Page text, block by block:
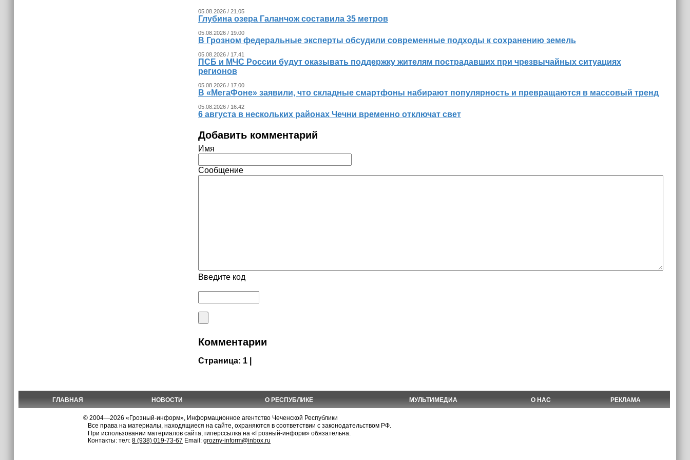
05.08.2026 / 21.05
Глубина озера Галанчож составила 35 метров
05.08.2026 / 19.00
В Грозном федеральные эксперты обсудили современные подходы к сохранению земель
05.08.2026 / 17.41
ПСБ и МЧС России будут оказывать поддержку жителям пострадавших при чрезвычайных ситуациях
регионов
05.08.2026 / 17.00
В «МегаФоне» заявили, что складные смартфоны набирают популярность и превращаются в массовый тренд
05.08.2026 / 16.42
6 августа в нескольких районах Чечни временно отключат свет
Добавить комментарий
Имя
Сообщение
Введите код
Комментарии
Страница: 1 |
ГЛАВНАЯ НОВОСТИ О РЕСПУБЛИКЕ МУЛЬТИМЕДИА О НАС РЕКЛАМА
© 2004—2026 «Грозный-информ», Информационное агентство Чеченской Республики
Все права на материалы, находящиеся на сайте, охраняются в соответствии с законодательством РФ.
При использовании материалов сайта, гиперссылка на «Грозный-информ» обязательна.
Контакты: тел: 8 (938) 019-73-67 Email: grozny-inform@inbox.ru